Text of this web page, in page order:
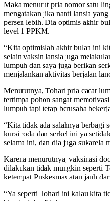
Maka menurut pria nomor satu
mengatakan jika nanti lansia
persen lebih. Dia optimis akhir
level 1 PPKM.
“Kita optimislah akhir bulan ini
selain vaksin lansia juga
lumpuh dan saya juga berikan
menjalankan aktivitas berjalan
Menurutnya, Tohari pria cacat
tertimpa pohon sangat
lumpuh tapi tetap berusaha
“Kita tidak ada salahnya berbagi
kursi roda dan serkel ini ya
selama ini, dan dia juga sukarela
Karena menurutnya, vaksinasi
dilakukan tidak mungkin seperti
ketempat Puskesmas atau jauh
“Ya seperti Tohari ini kalau kita